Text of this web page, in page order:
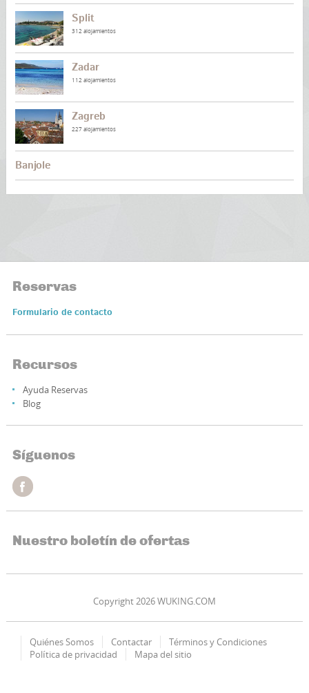
Split
312 alojamientos
Zadar
112 alojamientos
Zagreb
227 alojamientos
Banjole
Reservas
Formulario de contacto
Recursos
Ayuda Reservas
Blog
Síguenos
Nuestro boletín de ofertas
Copyright 2026 WUKING.COM
Quiénes Somos Contactar
Términos y Condiciones
Política de privacidad
Mapa del sitio